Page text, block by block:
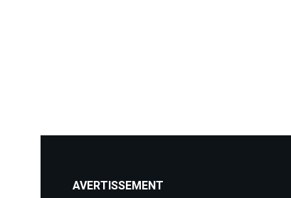
AVERTISSEMENT